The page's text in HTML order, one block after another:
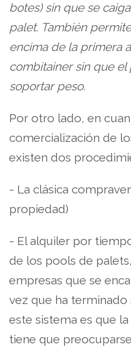
botes) sin que se
palet. También
encima de la primera
combitainer sin que
soportar peso.
Por otro lado, en
comercialización de
existen dos
- La clásica
propiedad)
- El alquiler por
de los pools de
empresas que se
vez que ha terminado
este sistema es que
tiene que